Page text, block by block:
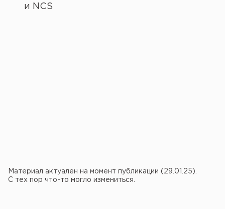
и NCS
Материал актуален на момент публикации (29.01.25).
С тех пор что-то могло измениться.